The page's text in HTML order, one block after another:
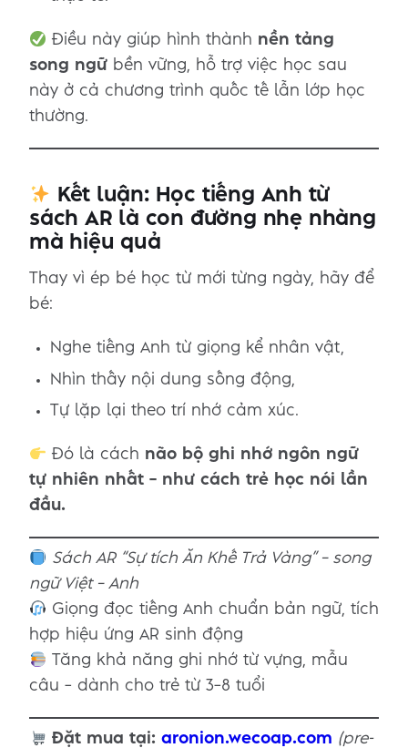
Điều này giúp hình thành nền tảng
song ngữ bền vững, hỗ trợ việc học sau
này ở cả chương trình quốc tế lẫn lớp học
thường.
Kết luận: Học tiếng Anh từ
sách AR là con đường nhẹ nhàng
mà hiệu quả
Thay vì ép bé học từ mới từng ngày, hãy để
bé:
Nghe tiếng Anh từ giọng kể nhân vật,
Nhìn thấy nội dung sống động,
Tự lặp lại theo trí nhớ cảm xúc.
Đó là cách não bộ ghi nhớ ngôn ngữ
tự nhiên nhất – như cách trẻ học nói lần
đầu.
Sách AR “Sự tích Ăn Khế Trả Vàng” – song
ngữ Việt – Anh
Giọng đọc tiếng Anh chuẩn bản ngữ, tích
hợp hiệu ứng AR sinh động
Tăng khả năng ghi nhớ từ vựng, mẫu
câu – dành cho trẻ từ 3–8 tuổi
Đặt mua tại: aronion.wecoap.com (pre-